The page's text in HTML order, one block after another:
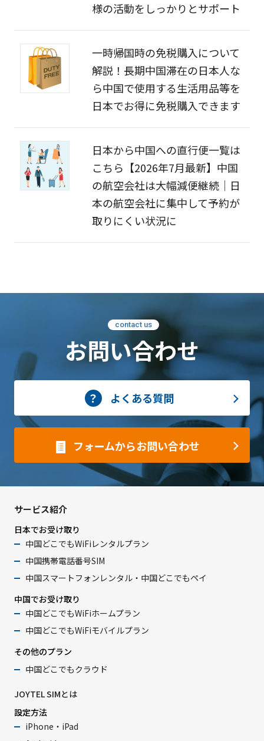
様の活動をしっかりとサポート
一時帰国時の免税購入について
解説！長期中国滞在の日本人な
ら中国で使用する生活用品等を
日本でお得に免税購入できます
日本から中国への直行便一覧は
こちら【2026年7月最新】中国
の航空会社は大幅減便継続｜日
本の航空会社に集中して予約が
取りにくい状況に
contact us
お問い合わせ
よくある質問
フォームからお問い合わせ
サービス紹介
日本でお受け取り
中国どこでもWiFiレンタルプラン
中国携帯電話番号SIM
中国スマートフォンレンタル・中国どこでもペイ
中国でお受け取り
中国どこでもWiFiホームプラン
中国どこでもWiFiモバイルプラン
その他のプラン
中国どこでもクラウド
JOYTEL SIMとは
設定方法
iPhone・iPad